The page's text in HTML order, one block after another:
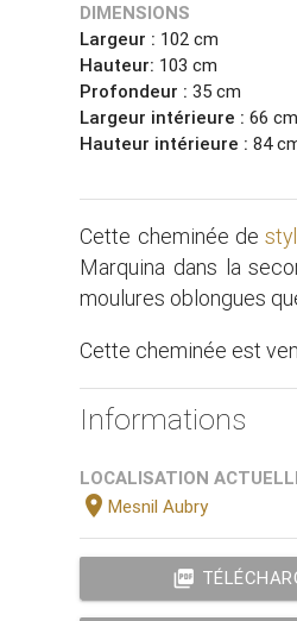
DIMENSIONS
Largeur : 102 cm
Hauteur: 103 cm
Profondeur : 35 cm
Largeur intérieure :66 cm
Hauteur intérieure :84
Cette cheminée de
Marquina dans la
moulures oblongues
Cette cheminée est
Informations
LOCALISATION
location_onMesnil Aubry
picture_as_pdf